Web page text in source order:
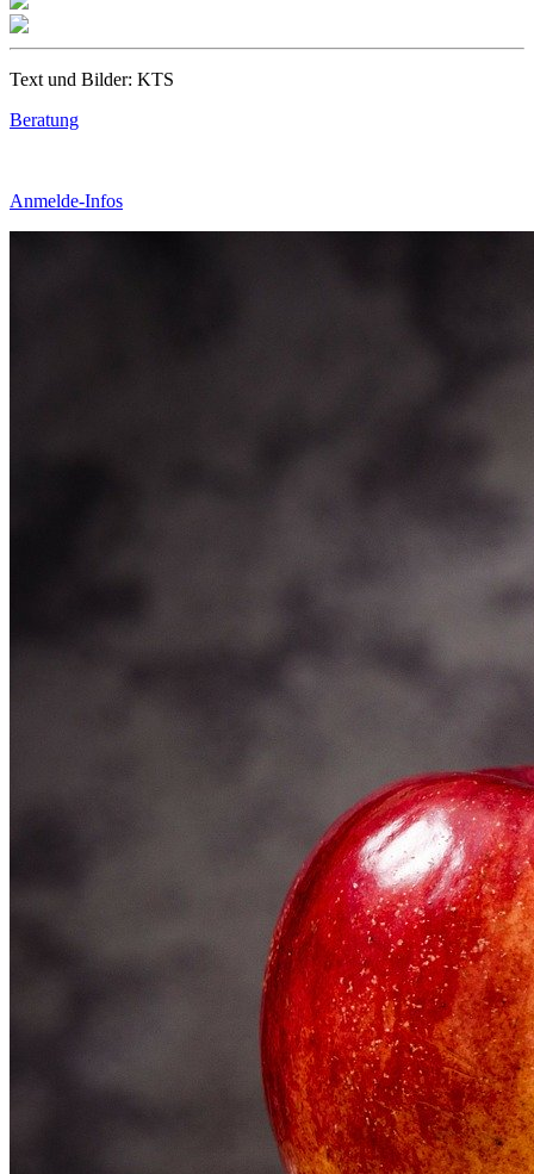
Text und Bilder: KTS
Beratung
Anmelde-Infos